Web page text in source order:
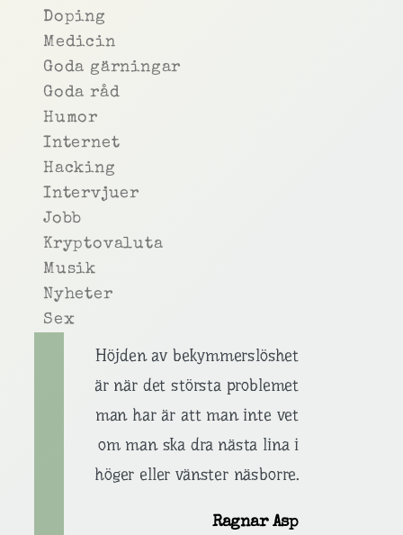
Doping
Medicin
Goda gärningar
Goda råd
Humor
Internet
Hacking
Intervjuer
Jobb
Kryptovaluta
Musik
Nyheter
Sex
Höjden av bekymmerslöshet
är när det största problemet
man har är att man inte vet
om man ska dra nästa lina i
höger eller vänster näsborre.
Ragnar Asp